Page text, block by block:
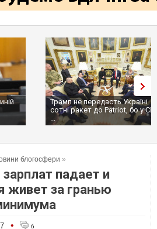
у США
Вибух у ресторані в
ціллю був головком ВКС
пр...
блогосфери »
падает и
живет за гранью
• 6